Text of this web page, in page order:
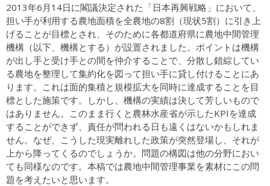
2013年6月14日に閣議決定された「日本再興戦略」において、
担い手が利用する農地面積を全農地の8割（現状5割）に引き上
げることが目標とされ、そのために各都道府県に農地中間管理
機構（以下、機構とする）が設置されました。ポイントは機構
が出し手と受け手との間を仲介することで、分散し錯綜してい
る農地を整理して集約化を図って担い手に貸し付けることにあ
ります。これは面的集積と規模拡大を同時に達成することを目
標とした施策です。しかし、機構の実績は決して芳しいもので
はありません。このまま行くと農林水産省が示したKPIを達成
することができず、責任が問われる日も遠くはないかもしれま
せん。なぜ、こうした現実離れした政策が突然登場し、それが
上から降ってくるのでしょうか。問題の構図は他の分野におい
ても同様なのです。本稿では農地中間管理事業を素材にこの問
題を考えたいと思います。